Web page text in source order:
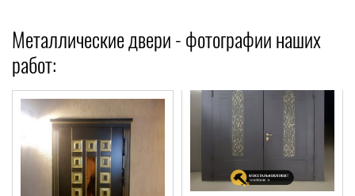
Металлические двери - фотографии наших
работ: